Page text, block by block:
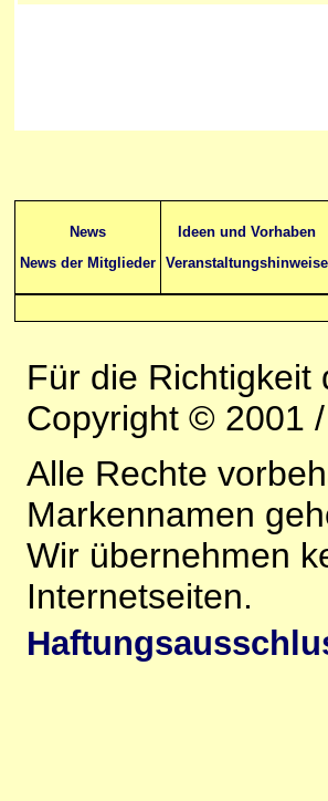
News
News der Mitglieder
Ideen und Vorhaben
Veranstaltungshinweise
Für die Richtigkeit
Copyright © 2001
Alle Rechte
Markennamen
Wir übernehmen
Internetseiten.